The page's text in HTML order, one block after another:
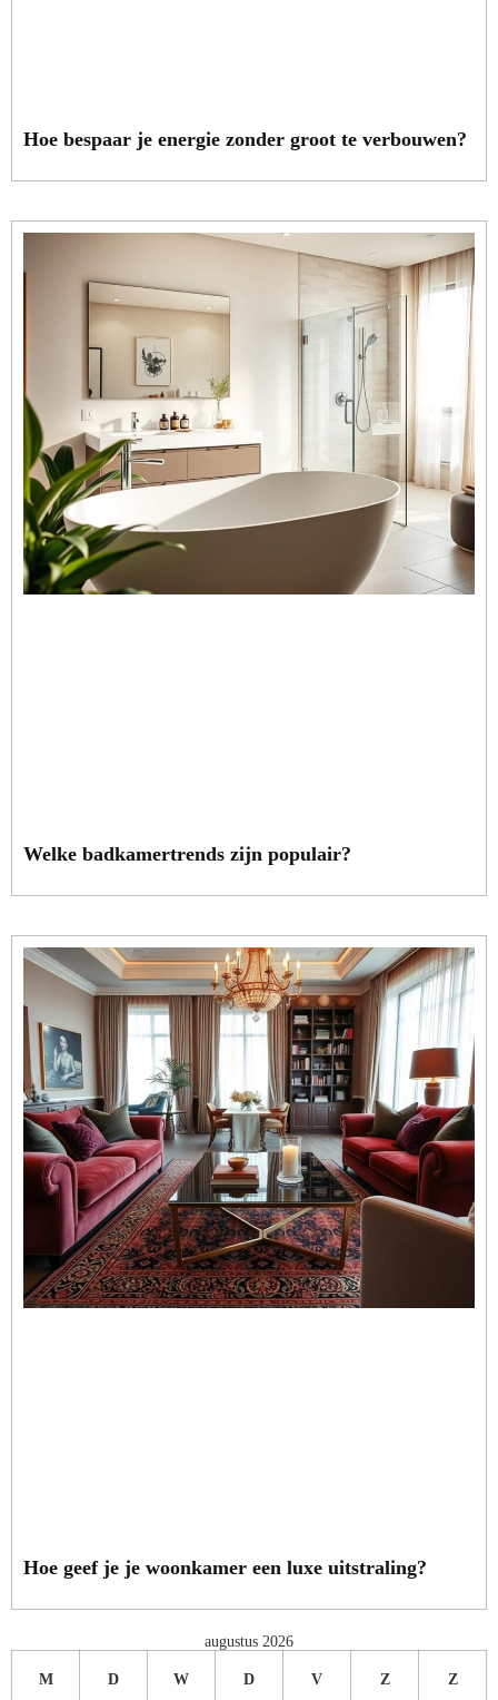
Hoe bespaar je energie zonder groot te verbouwen?
Welke badkamertrends zijn populair?
Hoe geef je je woonkamer een luxe uitstraling?
augustus 2026
M D W D V Z Z